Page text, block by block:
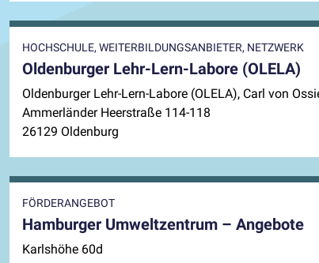
HOCHSCHULE, WEITERBILDUNGSANBIETER, NETZWERK
Oldenburger Lehr-Lern-Labore (OLELA)
Oldenburger Lehr-Lern-Labore (OLELA), Carl von
Ammerländer Heerstraße 114-118
26129 Oldenburg
FÖRDERANGEBOT
Hamburger Umweltzentrum – Angebote
Karlshöhe 60d